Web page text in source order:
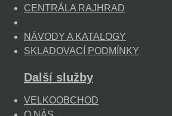
CENTRÁLA RAJHRAD
NÁVODY A KATALOGY
SKLADOVACÍ PODMÍNKY
Další služby
VELKOOBCHOD